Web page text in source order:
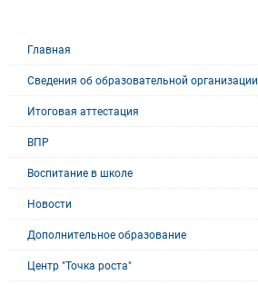
Главная
Сведения об образовательной организации
Итоговая аттестация
ВПР
Воспитание в школе
Новости
Дополнительное образование
Центр "Точка роста"